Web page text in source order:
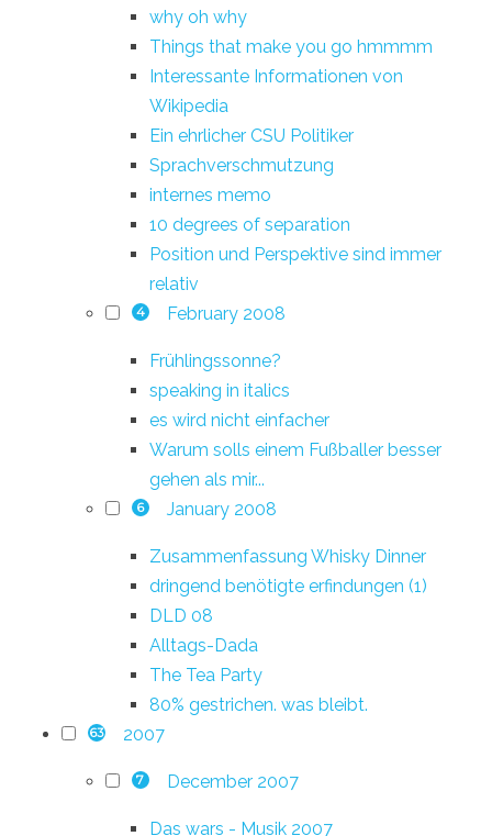
why oh why
Things that make you go hmmmm
Interessante Informationen von
Wikipedia
Ein ehrlicher CSU Politiker
Sprachverschmutzung
internes memo
10 degrees of separation
Position und Perspektive sind immer
relativ
4 February 2008
Frühlingssonne?
speaking in italics
es wird nicht einfacher
Warum solls einem Fußballer besser
gehen als mir...
6 January 2008
Zusammenfassung Whisky Dinner
dringend benötigte erfindungen (1)
DLD 08
Alltags-Dada
The Tea Party
80% gestrichen. was bleibt.
63 2007
7 December 2007
Das wars - Musik 2007